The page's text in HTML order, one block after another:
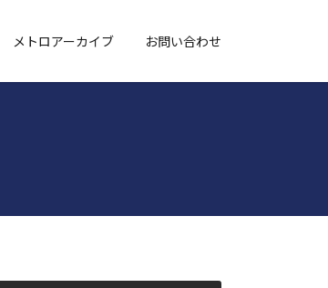
メトロアーカイブ お問い合わせ